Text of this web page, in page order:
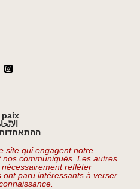
paix
site qui engagent notre
communiqués. Les autres
refléter
paru intéressants à verser